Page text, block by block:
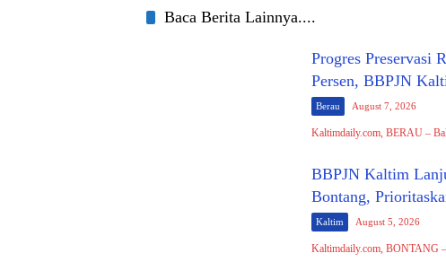
Baca Berita Lainnya....
Progres Preservasi
Persen, BBPJN
Berau August 7, 2026
Kaltimdaily.com, BERAU –
BBPJN Kaltim
Bontang,
Kaltim August 5, 2026
Kaltimdaily.com, BONTANG –